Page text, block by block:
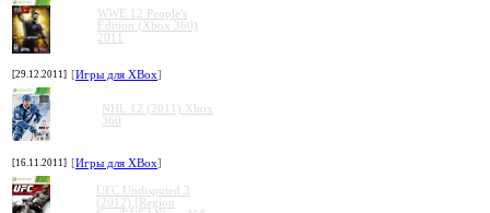
WWE 12 People's
Edition (Xbox 360)
2011
[29.12.2011] [Игры для XBox]
NHL 12 (2011) Xbox
360
[16.11.2011] [Игры для XBox]
UFC Undisputed 3
(2012) [Region